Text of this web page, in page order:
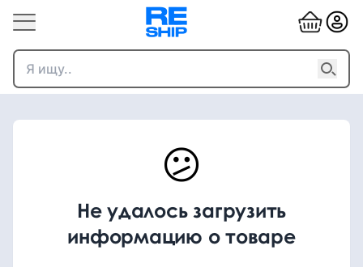
😕
Не удалось загрузить
информацию о товаре